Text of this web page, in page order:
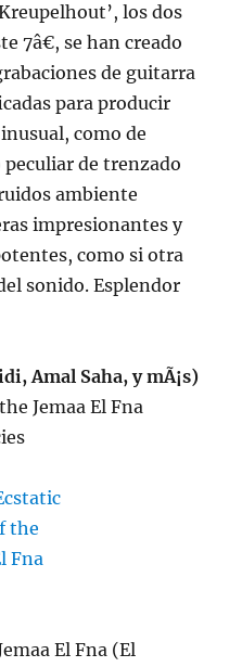
los dos
7â€, se han creado
de guitarra
para producir
como de
de trenzado
ambiente
impresionantes y
como si otra
sonido. Esplendor
Amal Saha, y mÃ¡s)
Jemaa El Fna
El Fna (El